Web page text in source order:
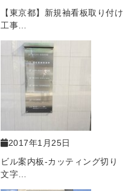
【東京都】新規袖看板取り付け
工事…
2017年1月25日
ビル案内板-カッティング切り
文字…